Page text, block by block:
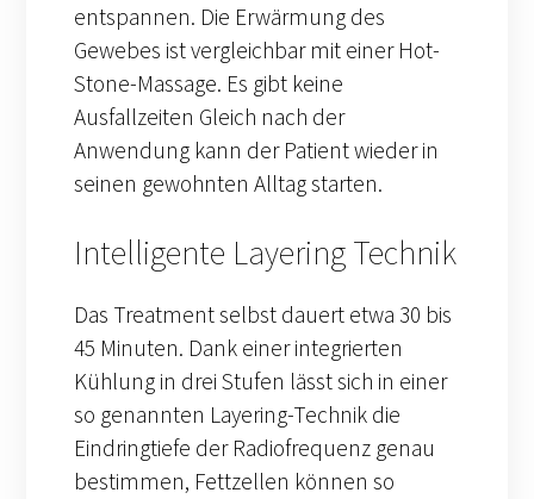
entspannen. Die Erwärmung des
Gewebes ist vergleichbar mit einer Hot-
Stone-Massage. Es gibt keine
Ausfallzeiten Gleich nach der
Anwendung kann der Patient wieder in
seinen gewohnten Alltag starten.
Intelligente Layering Technik
Das Treatment selbst dauert etwa 30 bis
45 Minuten. Dank einer integrierten
Kühlung in drei Stufen lässt sich in einer
so genannten Layering-Technik die
Eindringtiefe der Radiofrequenz genau
bestimmen, Fettzellen können so